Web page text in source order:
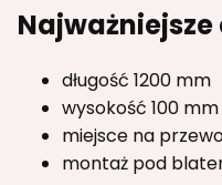
długość 1200 mm
wysokość 100 mm
miejsce na
montaż pod